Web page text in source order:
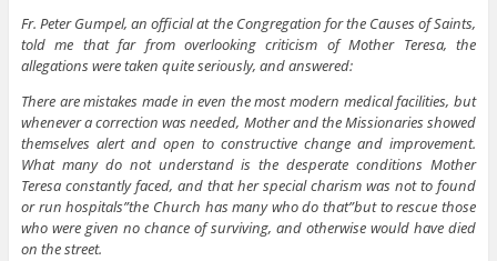
Fr. Peter Gumpel, an official at the Congregation for the Causes of Saints,
told me that far from overlooking criticism of Mother Teresa, the
allegations were taken quite seriously, and answered:
There are mistakes made in even the most modern medical facilities, but
whenever a correction was needed, Mother and the Missionaries showed
themselves alert and open to constructive change and improvement.
What many do not understand is the desperate conditions Mother
Teresa constantly faced, and that her special charism was not to found
or run hospitals”the Church has many who do that”but to rescue those
who were given no chance of surviving, and otherwise would have died
on the street.